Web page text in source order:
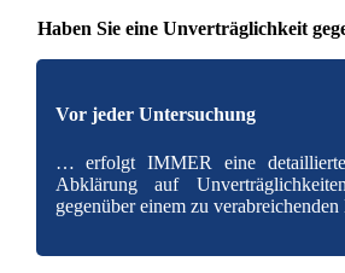
Haben Sie eine Unver­träg­lich­keit
Vor jeder Untersuchung
… erfolgt IMMER eine
Abklä­rung auf
gegen­über einem zu